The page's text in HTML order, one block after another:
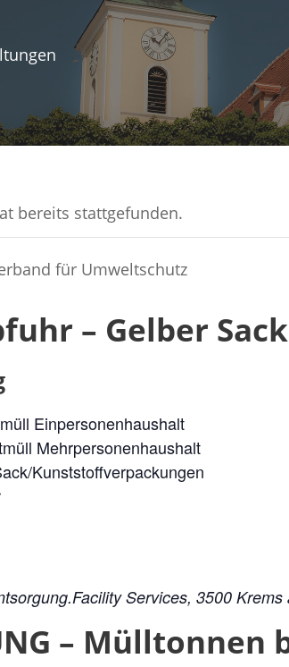
bereits stattgefunden.
– Gelber Sack
Einpersonenhaushalt
Mehrpersonenhaushalt
Kunststoffverpackungen
Services, 3500
–